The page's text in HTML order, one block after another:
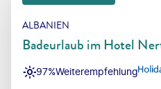
ALBANIEN
Badeurlaub im Hotel
Weiterempfehlung
97%